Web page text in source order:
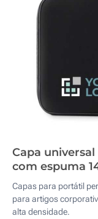
Capa
com espuma
Capas para portátil
para artigos
alta densidade.